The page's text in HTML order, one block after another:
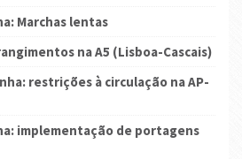
Marchas lentas
na A5 (Lisboa-Cascais)
restrições à circulação na AP-
implementação de portagens